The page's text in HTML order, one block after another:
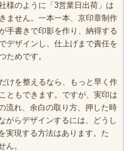
様のように「3営業日出荷」は
ません。一本一本、京印章制作
手書きで印影を作り、納得する
デザインし、仕上げまで責任を
ためです。
けを整えるなら、もっと早く作
ともできます。ですが、実印は
流れ、余白の取り方、押した時
がらデザインするには、どうし
実現する方法はあります。た
ん。